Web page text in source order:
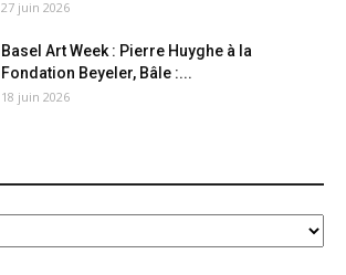
27 juin 2026
Basel Art Week : Pierre Huyghe à la
Fondation Beyeler, Bâle :...
18 juin 2026